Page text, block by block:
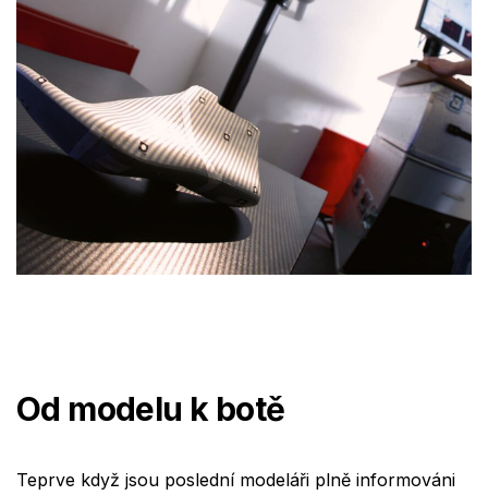
Od modelu k botě
Teprve když jsou poslední modeláři plně informováni